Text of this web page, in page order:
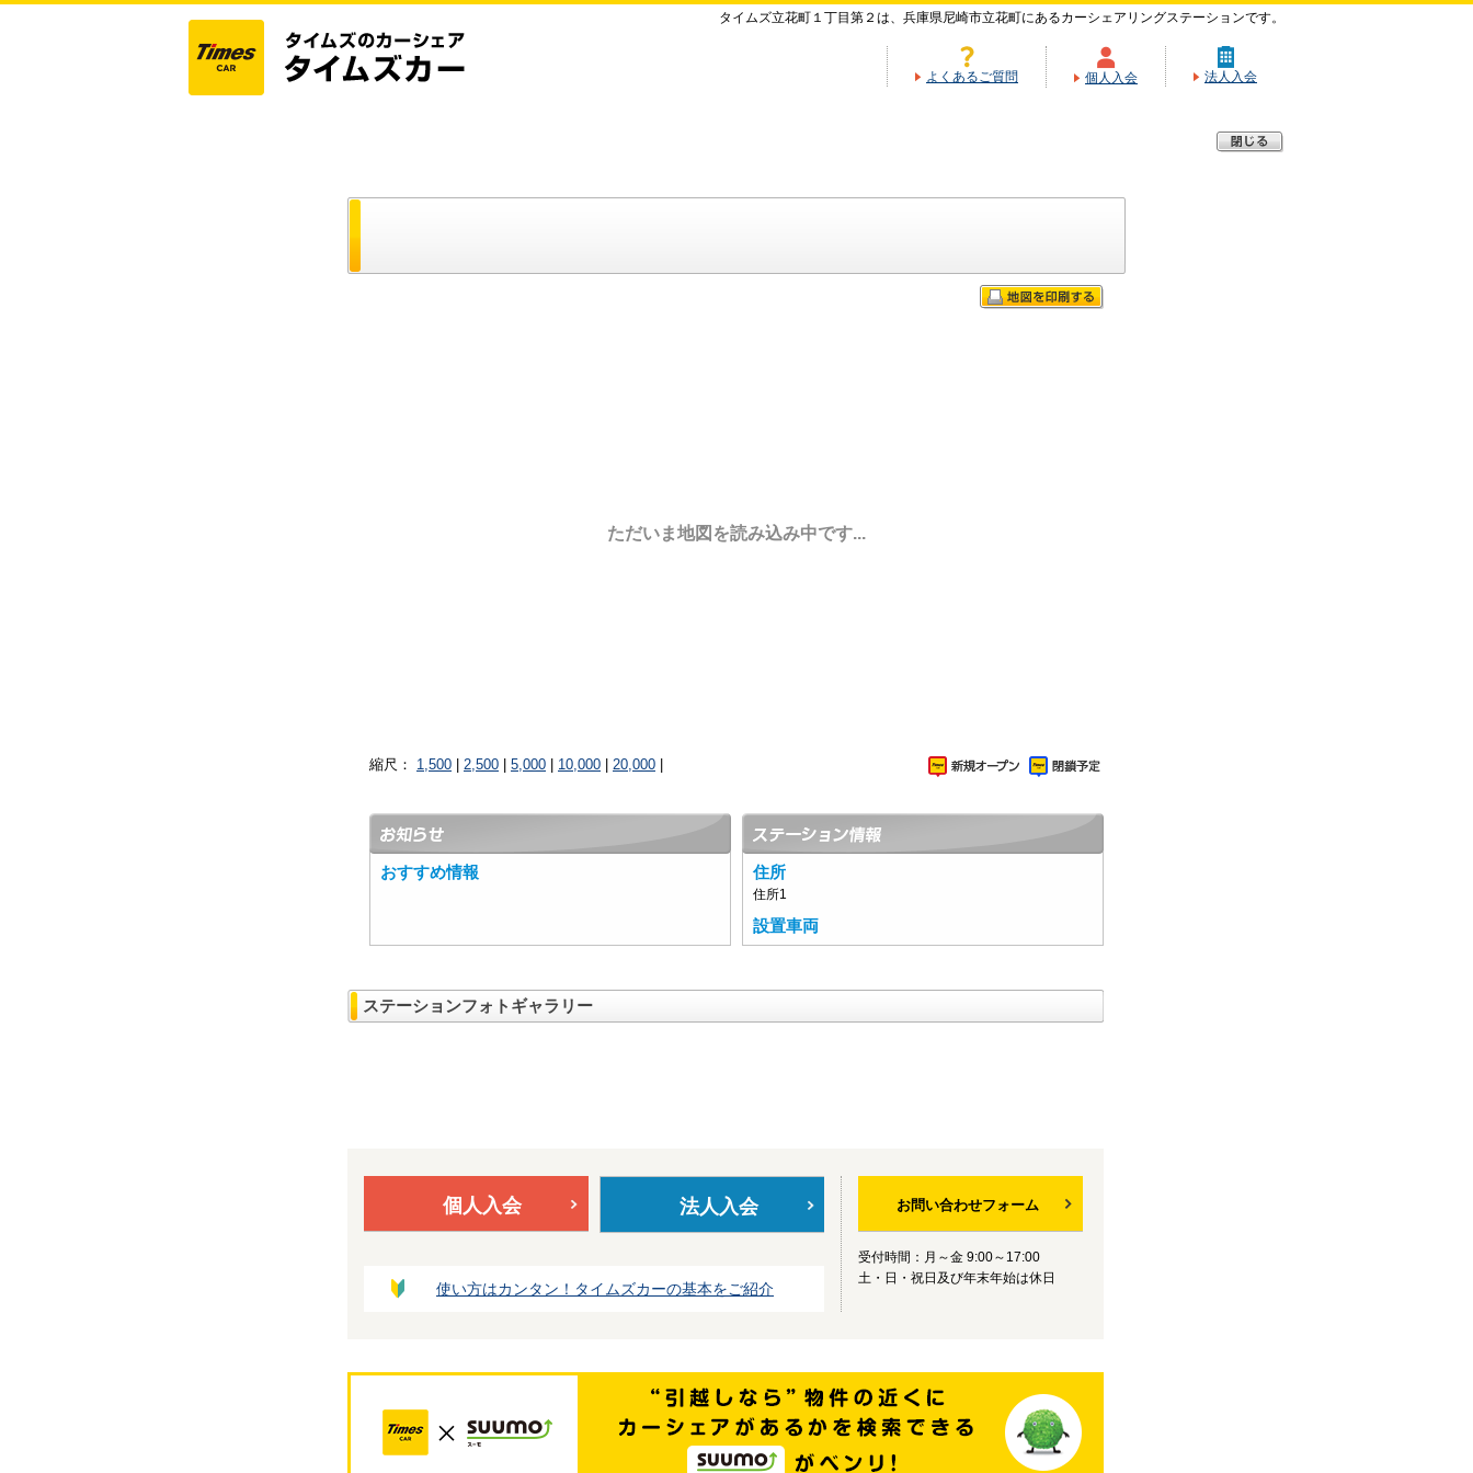
タイムズ立花町１丁目第２は、兵庫県尼崎市立花町にあるカーシェアリングステーションです。
よくあるご質問 個人入会 法人入会
ただいま地図を読み込み中です...
縮尺： 1,500 2,500 5,000 10,000 20,000
おすすめ情報 住所
住所1
設置車両
ステーションフォトギャラリー
個人入会 法人入会
使い方はカンタン！タイムズカーの基本をご紹介
お問い合わせフォーム
受付時間：月～金 9:00～17:00
土・日・祝日及び年末年始は休日